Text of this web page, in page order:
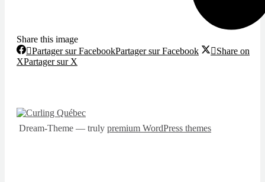
Share this image
Partager sur FacebookPartager sur Facebook
Share on
XPartager sur X
Dream-Theme — truly premium WordPress themes